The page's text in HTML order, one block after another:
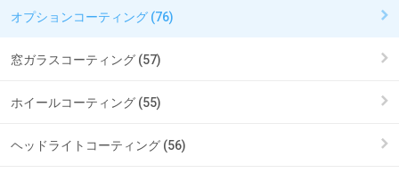
オプションコーティング (76)
窓ガラスコーティング (57)
ホイールコーティング (55)
ヘッドライトコーティング (56)